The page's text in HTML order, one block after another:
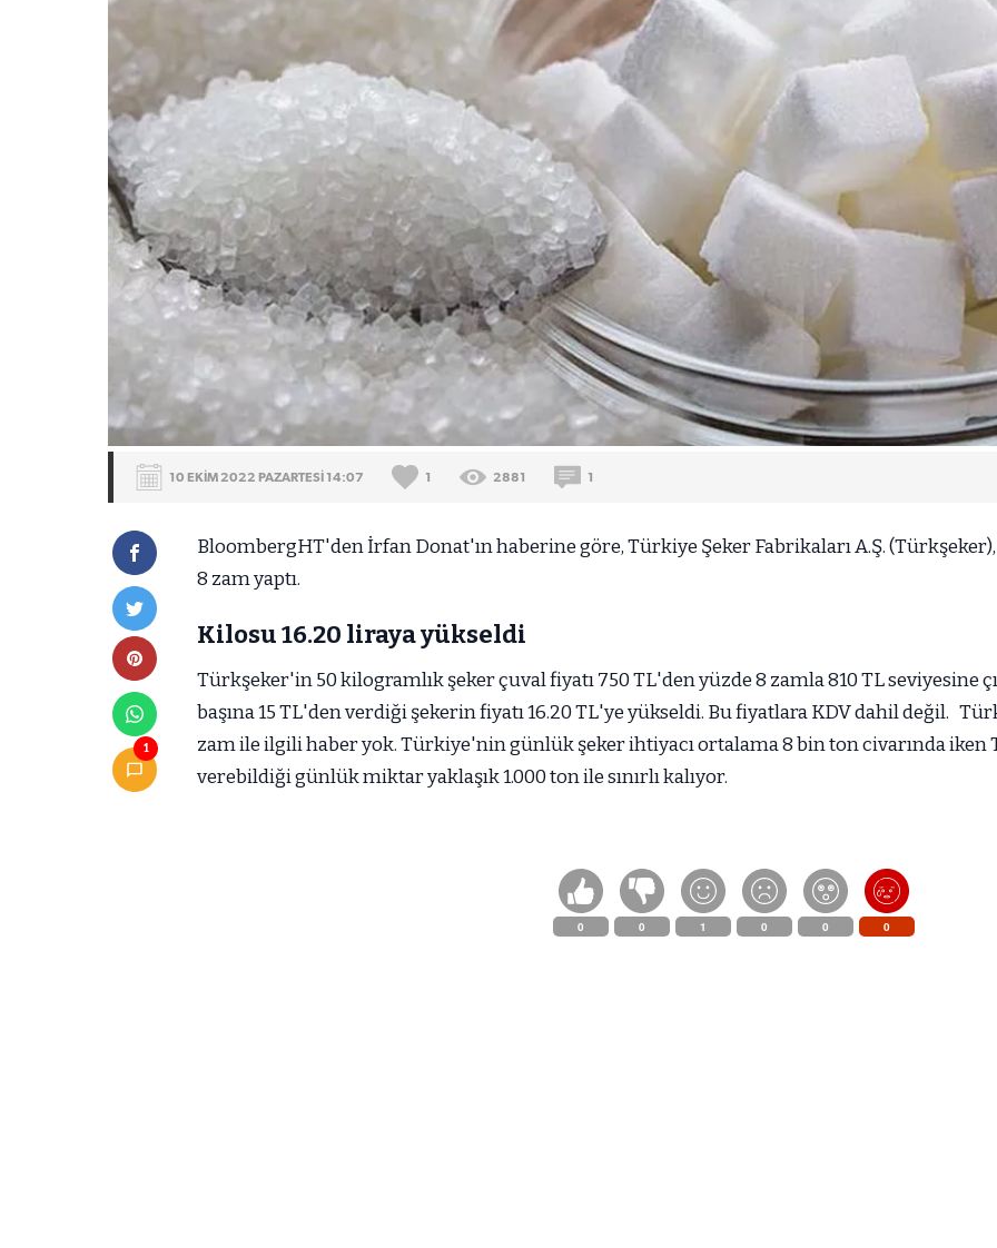
10 EKİM 2022 PAZARTESİ 14:07 1 2881 1
1
BloombergHT'den İrfan Donat'ın haberine göre, Türkiye Şeker Fabrikaları A.Ş.
8 zam yaptı.
Kilosu 16.20 liraya yükseldi
Türkşeker'in 50 kilogramlık şeker çuval fiyatı 750 TL'den yüzde 8 zamla 810 TL seviyesine
başına 15 TL'den verdiği şekerin fiyatı 16.20 TL'ye yükseldi. Bu fiyatlara KDV dahil değil.
zam ile ilgili haber yok. Türkiye'nin günlük şeker ihtiyacı ortalama 8 bin ton civarında iken
verebildiği günlük miktar yaklaşık 1.000 ton ile sınırlı kalıyor.
0 0 1 0 0 0